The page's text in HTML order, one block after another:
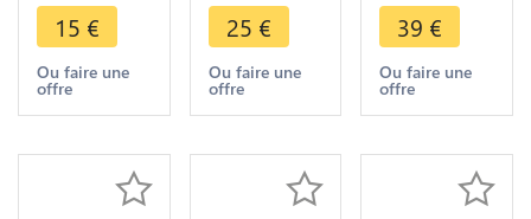
c.1920 A
identifier ->
Make Offer
15 €
Ou faire une
offre
Emanuele III
Semeuse
1916 ->
Make offer
25 €
Ou faire une
offre
20ème Fête
Internationale
Tir Rennes
SUP AU ->
39 €
Ou faire une
offre